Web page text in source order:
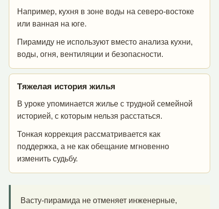
Например, кухня в зоне воды на северо-востоке
или ванная на юге.
Пирамиду не используют вместо анализа кухни,
воды, огня, вентиляции и безопасности.
Тяжелая история жилья
В уроке упоминается жилье с трудной семейной
историей, с которым нельзя расстаться.
Тонкая коррекция рассматривается как
поддержка, а не как обещание мгновенно
изменить судьбу.
Васту-пирамида не отменяет инженерные,